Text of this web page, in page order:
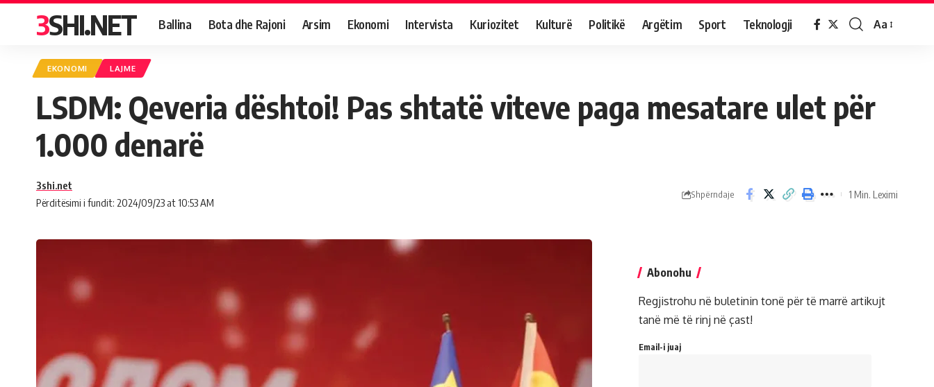
3SHI.NET Ballina Bota dhe Rajoni Arsim Ekonomi Intervista Kuriozitet Kulturë Politikë Argëtim Sport Teknologji Aa
EKONOMI LAJME
LSDM: Qeveria dështoi! Pas shtatë viteve paga mesatare ulet për
1.000 denarë
Përditësimi i fundit: 2024/09/23 at 10:53 AM
3shi.net
Shpërndaje 1 Min. Leximi
Abonohu
Regjistrohu në buletinin tonë për të marrë artikujt
tanë më të rinj në çast!
Email-i juaj